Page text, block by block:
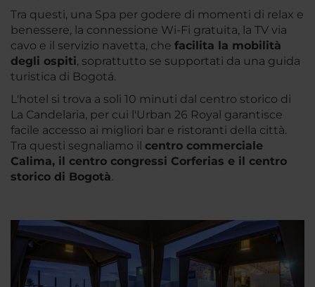
Tra questi, una Spa per godere di momenti di relax e
benessere, la connessione Wi-Fi gratuita, la TV via
cavo e il servizio navetta, che facilita la mobilità
degli ospiti, soprattutto se supportati da una guida
turistica di Bogotá.
L'hotel si trova a soli 10 minuti dal centro storico di
La Candelaria, per cui l'Urban 26 Royal garantisce
facile accesso ai migliori bar e ristoranti della città.
Tra questi segnaliamo il centro commerciale
Calima, il centro congressi Corferias e il centro
storico di Bogotà.